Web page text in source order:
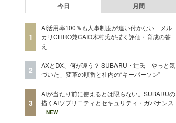
今日 月間
1
AI活用率100％も人事制度が追い付かない メル
カリCHRO兼CAIO木村氏が描く評価・育成の答
え
2
AXとDX、何が違う？ SUBARU・辻氏「やっと気
づいた」変革の順番と社内の“キーパーソン”
3
AIが当たり前に使えるとは限らない。SUBARUの
描くAIソブリニティとセキュリティ・ガバナンス
NEW